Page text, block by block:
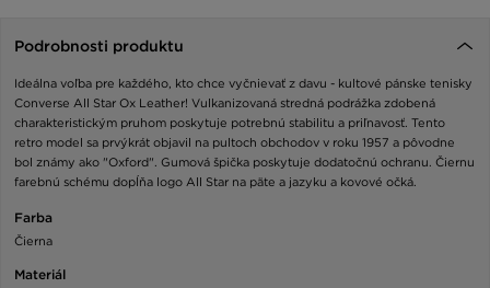
Podrobnosti produktu
Ideálna voľba pre každého, kto chce vyčnievať z davu - kultové pánske tenisky
Converse All Star Ox Leather! Vulkanizovaná stredná podrážka zdobená
charakteristickým pruhom poskytuje potrebnú stabilitu a priľnavosť. Tento
retro model sa prvýkrát objavil na pultoch obchodov v roku 1957 a pôvodne
bol známy ako "Oxford". Gumová špička poskytuje dodatočnú ochranu. Čiernu
farebnú schému dopĺňa logo All Star na päte a jazyku a kovové očká.
Farba
Čierna
Materiál